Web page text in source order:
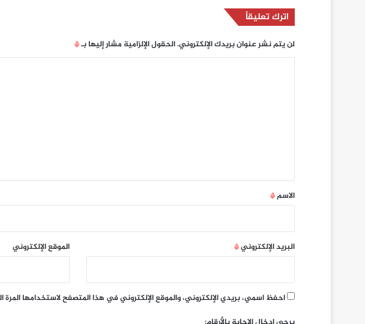
اترك تعليقاً
لن يتم نشر عنوان بريدك الإلكتروني.الحقول الإلزامية مشار إليها بـ*
*
الاسم*
البريد الإلكتروني* الموقع الإلكتروني
احفظ اسمي، بريدي الإلكتروني، والموقع الإلكتروني في هذا المتصفح لاستخدامها